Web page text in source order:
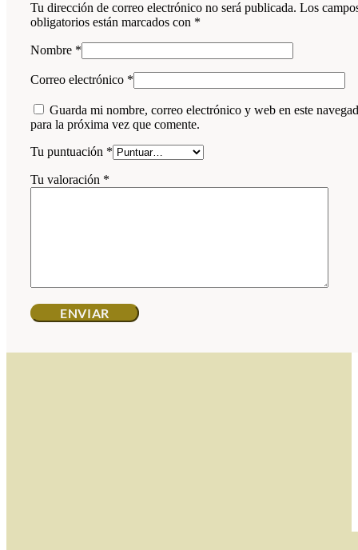
Tu dirección de correo electrónico no será publicada. Los
obligatorios están marcados con *
Nombre *
Correo electrónico *
Guarda mi nombre, correo electrónico y web en este
para la próxima vez que comente.
Tu puntuación *
Tu valoración *